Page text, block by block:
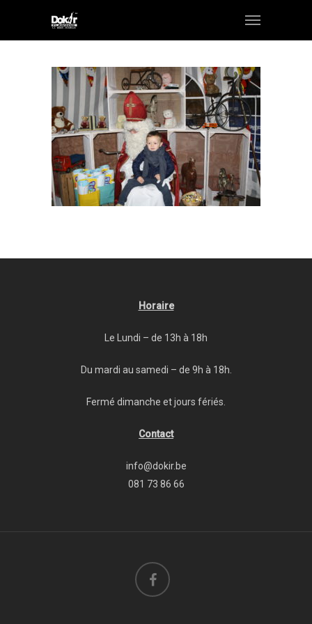
Horaire
Le Lundi – de 13h à 18h
Du mardi au samedi – de 9h à 18h.
Fermé dimanche et jours fériés.
Contact
info@dokir.be
081 73 86 66